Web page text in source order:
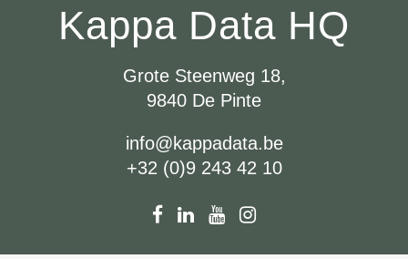
Kappa Data HQ
Grote Steenweg 18,
9840 De Pinte
info@kappadata.be
+32 (0)9 243 42 10